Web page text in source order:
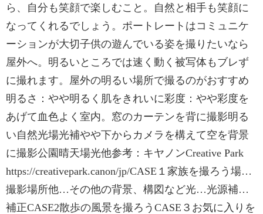
ら、自分も笑顔で楽しむこと。自然と相手も笑顔に
なってくれるでしょう。ポートレートはコミュニケ
ーションが大切子供の遊んでいる姿を撮りたいなら
屋外へ。明るいところでは速く動く被写体もブレず
に撮れます。屋外の明るい場所で撮るのがおすすめ
明るさ：やや明るく肌をきれいに彩度：やや彩度を
あげて血色よく室内。窓のカーテンを背に撮影明る
い自然光場光補やや下からカメラを構えて空を背景
に撮影公園晴天場光他参考：キヤノンCreative Park
https://creativepark.canon/jp/CASE１家族を撮ろう場…
撮影場所他…その他の背景、構図など光…光源補…
補正CASE2散歩の風景を撮ろうCASE３お気に入りを